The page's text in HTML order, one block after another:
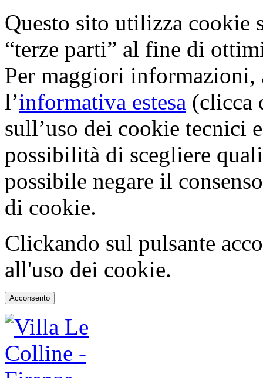
Questo sito utilizza cookie
“terze parti” al fine di
Per maggiori informazioni,
l’informativa estesa (clicca
sull’uso dei cookie tecnici
possibilità di scegliere
possibile negare il
di cookie.
Clickando sul pulsante
all'uso dei cookie.
Acconsento